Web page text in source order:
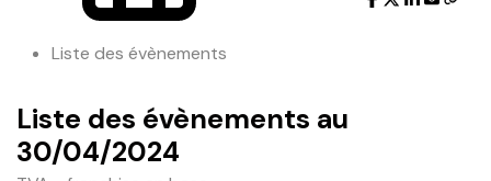
Liste des évènements
Liste des évènements au
30/04/2024